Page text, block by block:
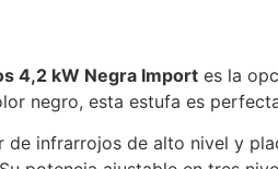
4,2 kW Negra Import es la
negro, esta estufa es
de infrarrojos de alto nivel y